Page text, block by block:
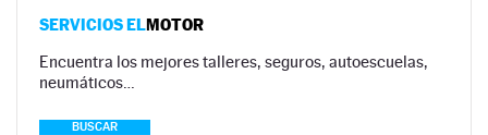
SERVICIOS ELMOTOR
Encuentra los mejores talleres, seguros, autoescuelas,
neumáticos…
BUSCAR